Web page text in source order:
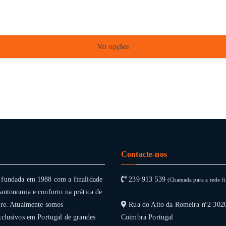
Ver opções
em 1988 com a finalidade
e conforto na prática de
Atualmente somos
em Portugal de grandes
Contacte-nos
239 913 539(Chamada para a rede
Rua do Alto da Romeira nº2
Coimbra Portugal